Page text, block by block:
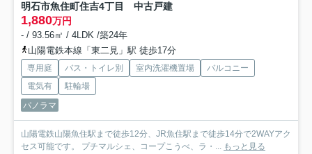
明石市魚住町住吉4丁目 中古戸建
1,880万円
- / 93.56㎡ / 4LDK /築24年
山陽電鉄本線「東二見」駅 徒歩17分
専用庭 バス・トイレ別 室内洗濯機置場
バルコニー
電気有
駐輪場
パノラマ
山陽電鉄山陽魚住駅まで徒歩12分、JR魚住駅まで徒歩14分で2WAYアク
セス可能です。 プチマルシェ、コープこうべ、ラ・... もっと見る